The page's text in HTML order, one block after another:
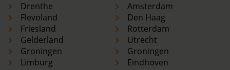
Drenthe
Flevoland
Friesland
Gelderland
Groningen
Limburg
Amsterdam
Den Haag
Rotterdam
Utrecht
Groningen
Eindhoven